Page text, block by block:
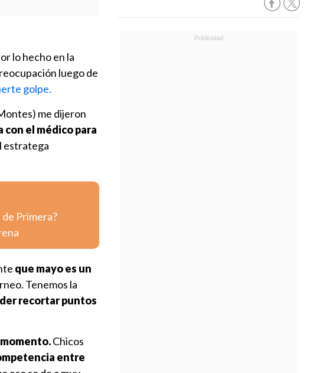
lo hecho en la
luego de
golpe.
me dijeron
con el médico para
estratega
Primera?
que mayo es un
Tenemos la
recortar puntos
Chicos
entre